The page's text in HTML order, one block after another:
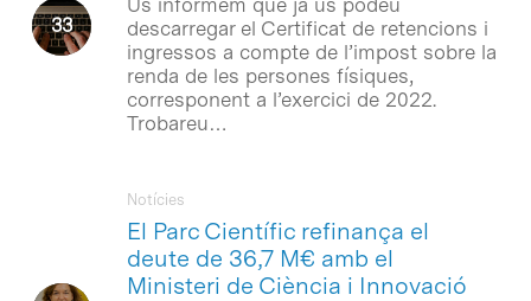
descarregar el Certificat de retencions i
ingressos a compte de l’impost sobre la
renda de les persones físiques,
corresponent a l’exercici de 2022.
Trobareu…
El Parc Científic refinança el
deute de 36,7 M€ amb el
Ministeri de Ciència i Innovació
Notícies